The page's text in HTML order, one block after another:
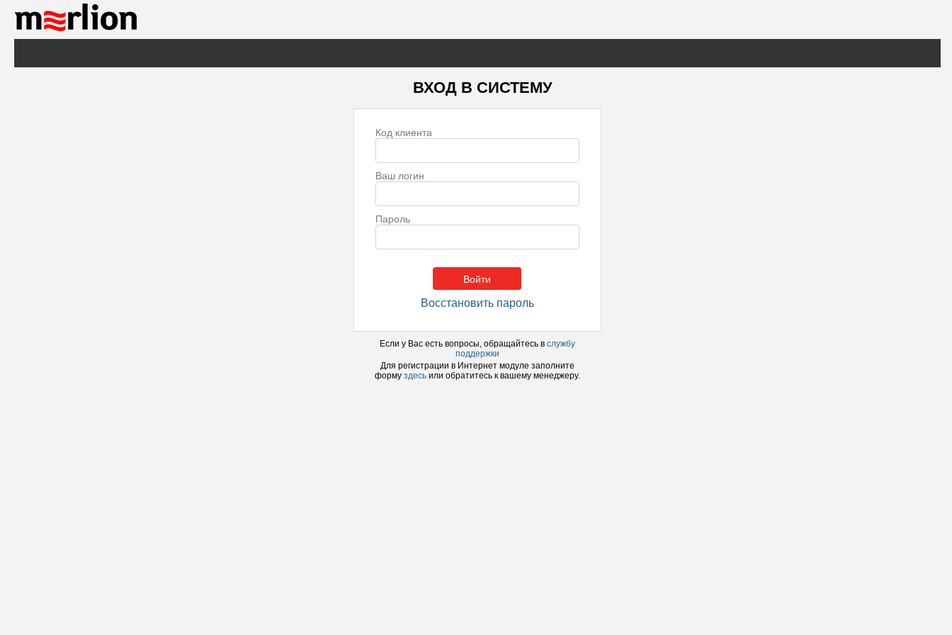
ВХОД В СИСТЕМУ
Код клиента
Ваш логин
Пароль
Восстановить пароль
Если у Вас есть вопросы, обращайтесь в службу
поддержки
Для регистрации в Интернет модуле заполните
форму здесь или обратитесь к вашему менеджеру.